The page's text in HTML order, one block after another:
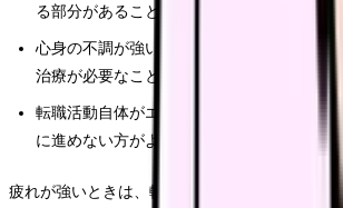
る部分があること
心身の不調が強い場合、転職そのものが負
治療が必要なこと
転職活動自体がエネルギーを要するため、
に進めない方がよいこと
疲れが強いときは、転職を急ぐより、まず休息